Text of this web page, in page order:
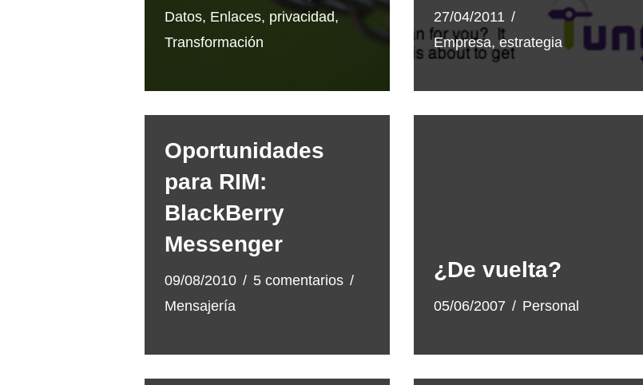
Datos, Enlaces, privacidad,
Transformación
27/04/2011
Empresa,estrategia
Oportunidades
para RIM:
BlackBerry
Messenger
09/08/2010
5 comentarios
Mensajería
¿De vuelta?
05/06/2007 Personal